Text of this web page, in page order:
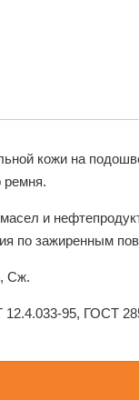
кожи на
ремня.
и
по зажиренным
Сж.
95, ГОСТ